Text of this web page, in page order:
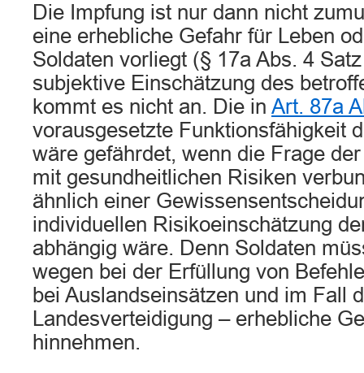
Die Impfung ist nur dann nicht
eine erhebliche Gefahr für Leben
Soldaten vorliegt (§ 17a Abs. 4
subjektive Einschätzung des
kommt es nicht an. Die in Art. 87a
vorausgesetzte Funktionsfähigkeit
wäre gefährdet, wenn die Frage
mit gesundheitlichen Risiken
ähnlich einer
individuellen Risikoeinschätzung
abhängig wäre. Denn Soldaten
wegen bei der Erfüllung von
bei Auslandseinsätzen und im Fall
Landesverteidigung – erhebliche
hinnehmen.